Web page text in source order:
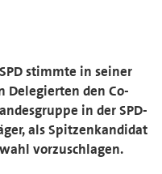
stimmte in seiner
Delegierten den Co-
in der SPD-
als Spitzenkandidat
vorzuschlagen.